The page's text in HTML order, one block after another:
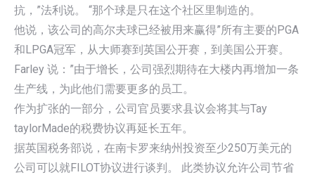
抗，”法利说。 “那个球是只在这个社区里制造的。
他说，该公司的高尔夫球已经被用来赢得”所有主要的PGA
和LPGA冠军，从大师赛到英国公开赛，到美国公开赛。
Farley 说：”由于增长，公司强烈期待在大楼内再增加一条
生产线，为此他们需要更多的员工。
作为扩张的一部分，公司官员要求县议会将其与Tay
taylorMade的税费协议再延长五年。
据英国税务部说，在南卡罗来纳州投资至少250万美元的
公司可以就FILOT协议进行谈判。 此类协议允许公司节省